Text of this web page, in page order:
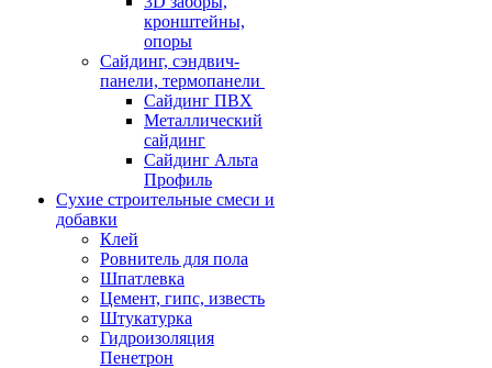
кронштейны,
опоры
Cайдинг, сэндвич-
панели, термопанели
Сайдинг ПВХ
Металлический
сайдинг
Сайдинг Альта
Профиль
Сухие строительные смеси и
добавки
Клей
Ровнитель для пола
Шпатлевка
Цемент, гипс, известь
Штукатурка
Гидроизоляция
Пенетрон